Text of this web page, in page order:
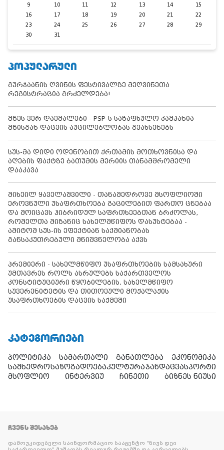
9
10 11 12 13 14
15
16
17 18 19 20 21
22
23
24 25 26 27 28
29
30
31
ᲞᲝᲞᲣᲚᲐᲠᲣᲚᲘ
გურჯაანის ღვინის ფესტივალზე მეღვინეთა
რეგისტრაცია გრძელდება!
მზეს ვერ დაემალები - PSP-ს საზაფხულო კამპანია
მზისგან დაცვის აუცილებლობას გვახსენებს
სუს-მა დიდი ოდენობით ქრთამის მოთხოვნისა და
აღების ფაქტზე ბათუმის მერიის თანამშრომელი
დააკავა
მიხეილ ყაველაშვილი - თანამედროვე მსოფლიოში
ეროვნული უსაფრთხოება გაცილებით ფართო ცნებაა
და მოიცავს ჰიბრიდულ საფრთხეებთან ბრძოლას,
რომელთა მიზანიც სახელმწიფოს დასუსტებაა -
ამიტომ სუს-ის ეფექტიან საქმიანობას
განსაკუთრებული მნიშვნელობა აქვს
პრემიერი - სახელმწიფო უსაფრთხოების სამსახური
უმთავრეს როლს ასრულებს საქართველოს
კონსტიტუციური წყობილების, სახელმწიფო
სუვერენიტეტის და თითოეული მოქალაქის
უსაფრთხოების დაცვის საქმეში
ᲙᲐᲢᲔᲒᲝᲠᲘᲔᲑᲘ
პოლიტიკა სამართალი განათლება
ეკონომიკა
სამხედროსაზოგადოებაკულტურაჯანდაცვასპორტი
მსოფლიო
ინტერვიუ ჩინეთი ბიზნეს ნიუსი
ᲩᲕᲔᲜᲡ ᲨᲔᲡᲐᲮᲔᲑ
დამოუკიდებელი საინფორმაციო სააგენტო “ნიუს დეი